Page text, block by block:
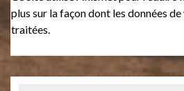
plus sur la façon dont les données
traitées.